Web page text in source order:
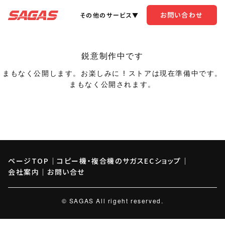
その他のサービス▼ お問い合わせ
鋭意制作中です
まもなく公開します。お楽しみに ! ストアは現在準備中です。
まもなく公開されます。
ページTOP ｜コピー機・複合機のサガスECショップ ｜
会社案内 ｜ お問い合せ
© SAGAS All rigeht reserved.